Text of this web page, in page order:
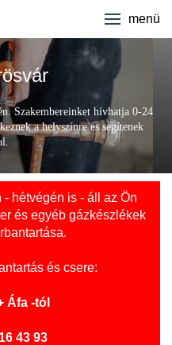
menü
Szakembereinket hívhatja 0-24
a helyszínre és segítenek
hétvégén is - áll az Ön
és egyéb gázkészlékek
és csere:
Áfa -tól
43 93